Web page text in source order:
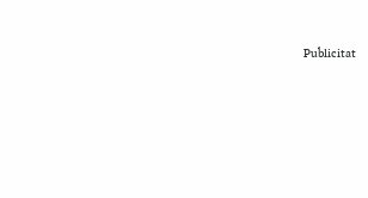
Publicitat